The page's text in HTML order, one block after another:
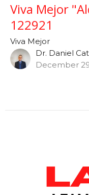
Viva Mejor
122921
Viva Mejor
Dr. Daniel
December